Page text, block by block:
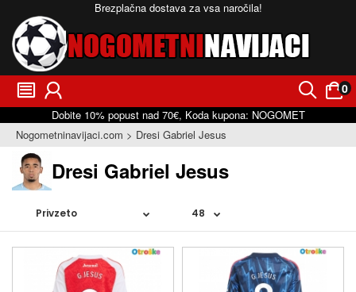
Brezplačna dostava za vsa naročila!
󰂩 󰃳 󰂨 0
󰃠
Dobite 10% popust nad 70€, Koda kupona: NOGOMET
Nogometninavijaci.com
Dresi Gabriel Jesus
Dresi Gabriel Jesus